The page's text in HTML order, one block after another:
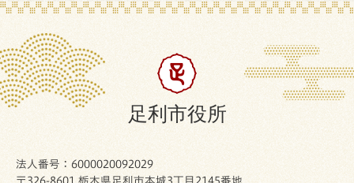
足利市役所
法人番号：6000020092029
〒326-8601 栃木県足利市本城3丁目2145番地